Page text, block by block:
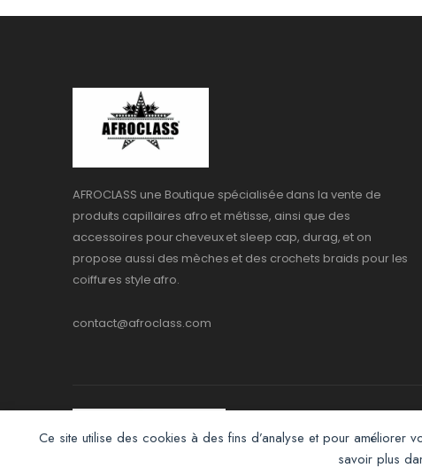
Ce site utilise des cookies à des fins d’analyse et pour améliorer
savoir plus
AFROCLASS une Boutique spécialisée dans la vente de
produits capillaires afro et métisse, ainsi que des
accessoires pour cheveux et sleep cap, durag, et on
propose aussi des mèches et des crochets braids pour les
coiffures style afro.
contact@afroclass.com